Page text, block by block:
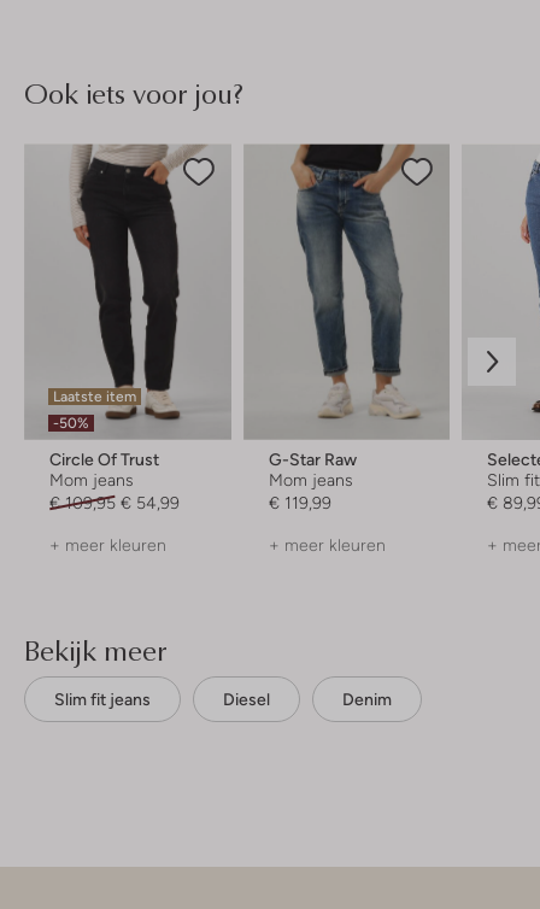
Ook iets voor jou?
Laatste item
-50%
Circle Of Trust
Mom jeans
€ 109,95 € 54,99
+ meer kleuren
G-Star Raw
Mom jeans
€ 119,99
+ meer kleuren
Slim
€
+
Bekijk meer
Slim fit jeans Diesel Denim